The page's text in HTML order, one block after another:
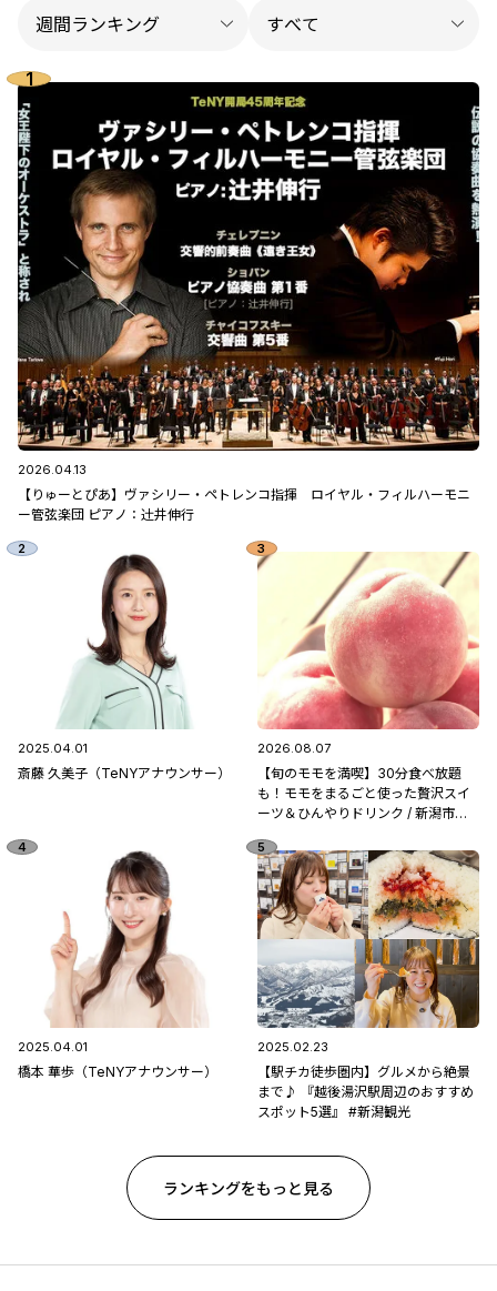
2026.04.13
【りゅーとぴあ】ヴァシリー・ペトレンコ指揮 ロイヤル・フィルハーモニ
ー管弦楽団 ピアノ：辻󠄀井伸行
2025.04.01
斎藤 久美子（TeNYアナウンサー）
2026.08.07
【旬のモモを満喫】30分食べ放題
も！モモをまるごと使った贅沢スイ
ーツ＆ひんやりドリンク / 新潟市南
2025.04.01
橋本 華歩（TeNYアナウンサー）
2025.02.23
【駅チカ徒歩圏内】グルメから絶景
まで♪ 『越後湯沢駅周辺のおすすめ
スポット5選』 #新潟観光
ランキングをもっと見る